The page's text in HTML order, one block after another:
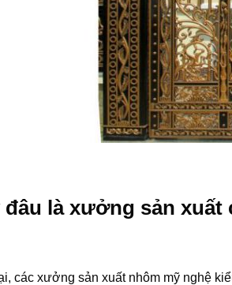
đâu là xưởng sản
các xưởng sản xuất nhôm mỹ nghệ